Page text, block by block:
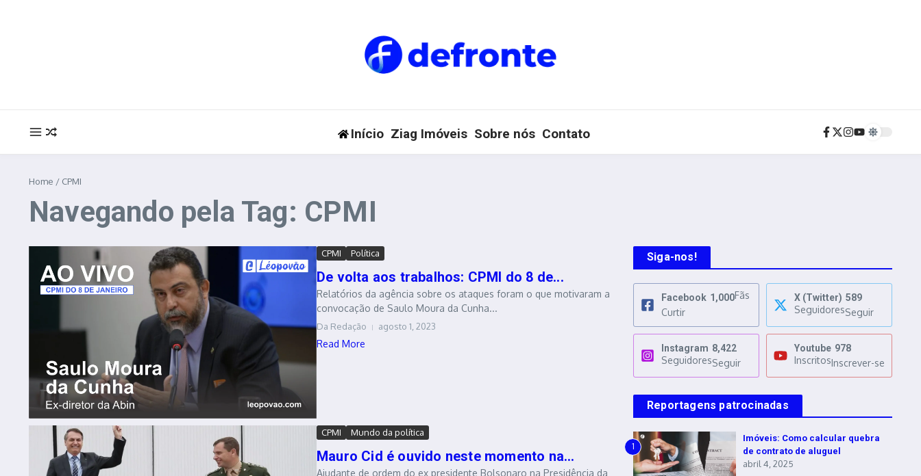
Início Ziag Imóveis Sobre nós Contato
Home / CPMI
Navegando pela Tag: CPMI
CPMI Política
De volta aos trabalhos: CPMI do 8 de...
Relatórios da agência sobre os ataques foram o que motivaram a
convocação de Saulo Moura da Cunha...
Da Redação agosto 1, 2023
Read More
CPMI Mundo da política
Mauro Cid é ouvido neste momento na...
Ajudante de ordem do ex presidente Bolsonaro na Presidência da
Siga-nos!
Facebook 1,000Fãs
Curtir
X (Twitter) 589
SeguidoresSeguir
Instagram 8,422
SeguidoresSeguir
Youtube 978
InscritosInscrever-se
Reportagens patrocinadas
1
Imóveis: Como calcular quebra
de contrato de aluguel
abril 4, 2025